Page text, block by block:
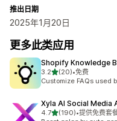
推出日期
2025年1月20日
更多此类应用
Shopify Knowledge
3.2星（满分 5 星）
(20)
总共 20 条评论
•免费
Customize FAQs used
Xyla AI Social Media
4.7星（满分 5 星）
(190)
总共 190 条评论
•提供免费套